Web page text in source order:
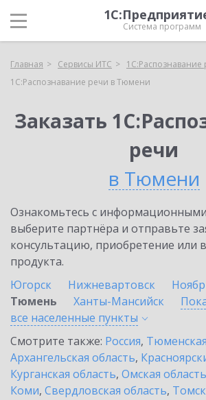
Система программ
Главная Сервисы ИТС
1С:Распознавание
1С:Распознавание речи в Тюмени
Заказать
речи
в Тюмени
Ознакомьтесь с
выберите партнёра и отправьте
консультацию, приобретение или
продукта.
Югорск
Нижневартовск
Тюмень
Ханты-Мансийск
все населенные пункты
Смотрите также: Россия,
Архангельская область,
Курганская область, Омская область
Коми, Свердловская область,